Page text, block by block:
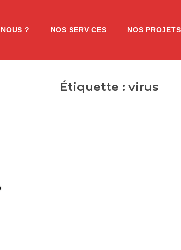
? NOS SERVICES NOS PROJETS
Étiquette : virus